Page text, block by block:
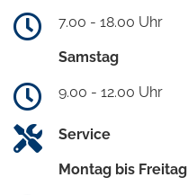
7.00 - 18.00 Uhr
Samstag
9.00 - 12.00 Uhr
Service
Montag bis Freitag